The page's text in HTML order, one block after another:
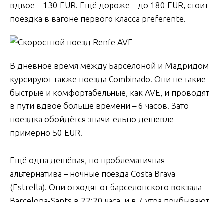
вдвое – 130 EUR. Ещё дороже – до 180 EUR, стоит
поездка в вагоне первого класса preferente.
В дневное время между Барселоной и Мадридом
курсируют также поезда Combinado. Они не такие
быстрые и комфортабельные, как AVE, и проводят
в пути вдвое больше времени – 6 часов. Зато
поездка обойдётся значительно дешевле –
примерно 50 EUR.
Ещё одна дешёвая, но проблематичная
альтернатива – ночные поезда Costa Brava
(Estrella). Они отходят от барселонского вокзала